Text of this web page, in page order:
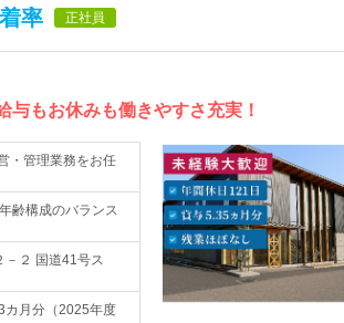
率 正社員
もお休みも働きやすさ充実！
・管理業務をお任
齢構成のバランス
－２ 国道41号ス
月分（2025年度